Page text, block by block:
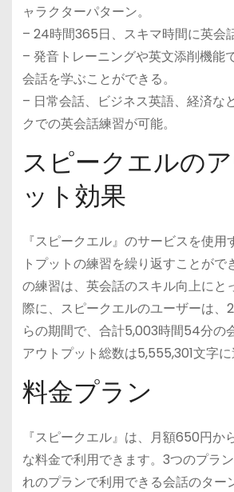
ャラクターパターン。
– 24時間365日、スキマ時間に英会
– 発音トレーニングや英文添削機能
会話を学ぶことができる。
– 日常会話、ビジネス英語、経済な
クでの英会話練習が可能。
スピークエルの
ット効果
『スピークエル』のサービスを使用
トプットの練習を繰り返すことがで
の練習は、英会話のスキル向上にと
際に、スピークエルのユーザーは、
らの期間で、合計5,003時間54分の
アウトプット総数は5,555,301文字に
料金プラン
『スピークエル』は、月額650円か
な料金で利用できます。3つのプラ
れのプランで利用できる会話のター